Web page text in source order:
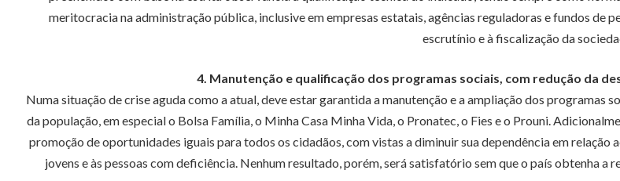
meritocracia na administração pública, inclusive em empresas estatais, agências reguladoras e fundos de
escrutínio e à fiscalização da
4. Manutenção e qualificação dos programas sociais, com redução da
Numa situação de crise aguda como a atual, deve estar garantida a manutenção e a ampliação dos programas
da população, em especial o Bolsa Família, o Minha Casa Minha Vida, o Pronatec, o Fies e o Prouni.
promoção de oportunidades iguais para todos os cidadãos, com vistas a diminuir sua dependência em relação
jovens e às pessoas com deficiência. Nenhum resultado, porém, será satisfatório sem que o país obtenha